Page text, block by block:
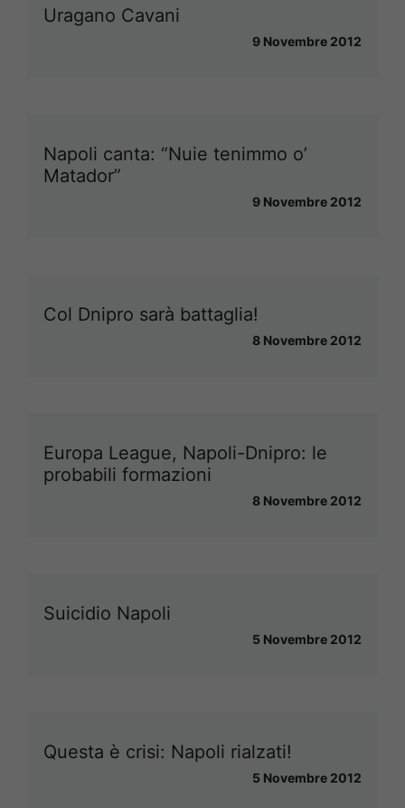
Uragano Cavani
9 Novembre 2012
Napoli canta: “Nuie tenimmo o’
Matador”
9 Novembre 2012
Col Dnipro sarà battaglia!
8 Novembre 2012
Europa League, Napoli-Dnipro: le
probabili formazioni
8 Novembre 2012
Suicidio Napoli
5 Novembre 2012
Questa è crisi: Napoli rialzati!
5 Novembre 2012